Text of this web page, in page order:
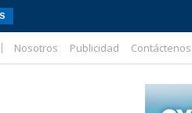
Nosotros Publicidad Contáctenos